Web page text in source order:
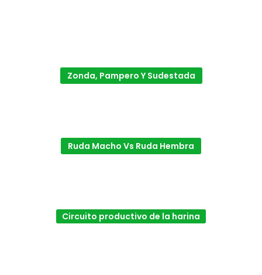
Zonda, Pampero Y Sudestada
Ruda Macho Vs Ruda Hembra
Circuito productivo de la harina